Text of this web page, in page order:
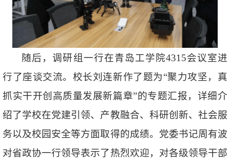
随后，调研组一行在青岛工学院4315会议室进
行了座谈交流。校长刘连新作了题为“聚力攻坚，真
抓实干开创高质量发展新篇章”的专题汇报，详细介
绍了学校在党建引领、产教融合、科研创新、社会服
务以及校园安全等方面取得的成绩。党委书记周有波
对省政协一行领导表示了热烈欢迎，对各级领导干部